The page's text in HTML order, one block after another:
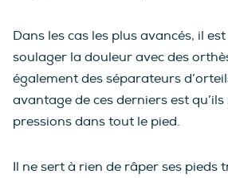
Dans les cas les plus avancés, il
soulager la douleur avec des
également des séparateurs
avantage de ces derniers est
pressions dans tout le pied.
Il ne sert à rien de râper ses pieds